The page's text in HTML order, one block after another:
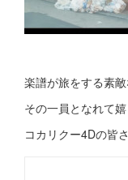
楽譜が旅をする素
その一員となれて
コカリクー4Dの皆